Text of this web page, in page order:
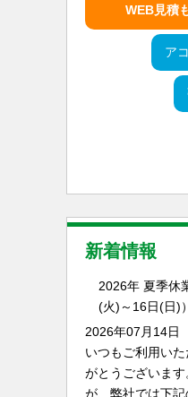
WEB見積
ア
新着情報
2026年 夏季休
(火)～16日(日)）
2026年07月14日
いつもご利用い
がとうございま
が、弊社では下